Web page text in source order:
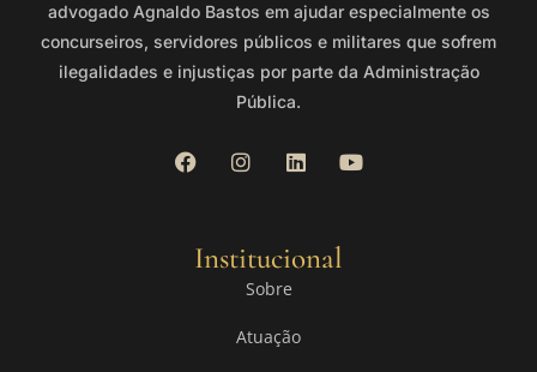
advogado Agnaldo Bastos em ajudar especialmente os
concurseiros, servidores públicos e militares que sofrem
ilegalidades e injustiças por parte da Administração
Pública.
Institucional
Sobre
Atuação